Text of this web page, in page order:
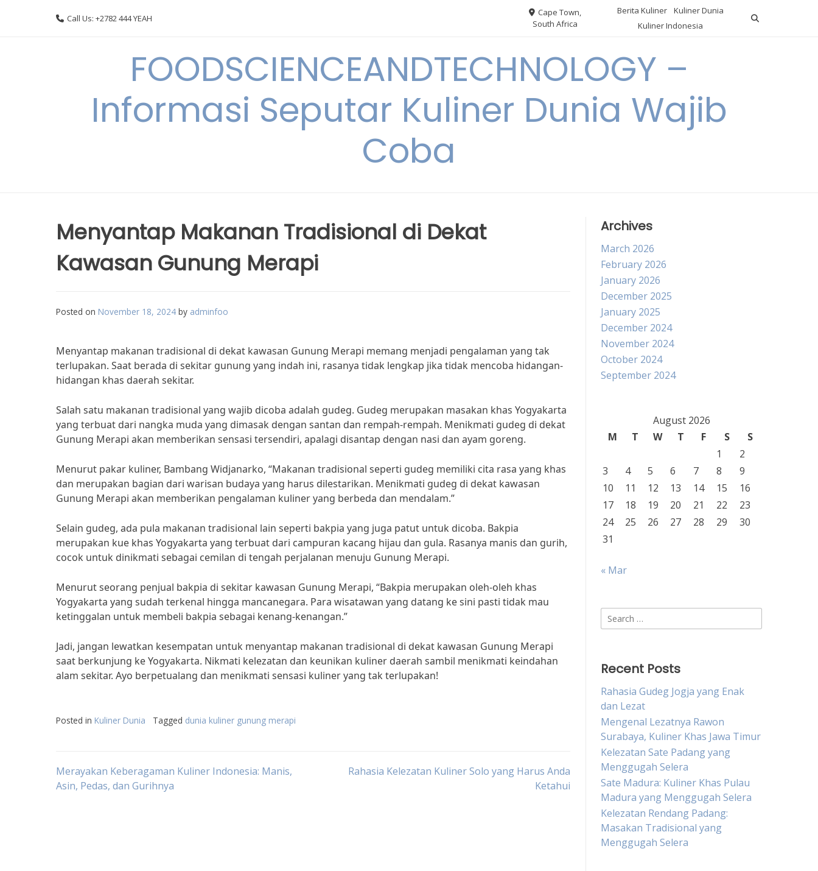
Call Us: +2782 444 YEAH
Cape Town,
South Africa
Berita Kuliner
Kuliner Dunia
Kuliner Indonesia
FOODSCIENCEANDTECHNOLOGY –
Informasi Seputar Kuliner Dunia Wajib
Coba
Menyantap Makanan Tradisional di Dekat
Kawasan Gunung Merapi
Posted on November 18, 2024 by adminfoo
Menyantap makanan tradisional di dekat kawasan Gunung Merapi memang menjadi pengalaman yang tak
terlupakan. Saat berada di sekitar gunung yang indah ini, rasanya tidak lengkap jika tidak mencoba hidangan-
hidangan khas daerah sekitar.
Salah satu makanan tradisional yang wajib dicoba adalah gudeg. Gudeg merupakan masakan khas Yogyakarta
yang terbuat dari nangka muda yang dimasak dengan santan dan rempah-rempah. Menikmati gudeg di dekat
Gunung Merapi akan memberikan sensasi tersendiri, apalagi disantap dengan nasi dan ayam goreng.
Menurut pakar kuliner, Bambang Widjanarko, “Makanan tradisional seperti gudeg memiliki cita rasa yang khas
dan merupakan bagian dari warisan budaya yang harus dilestarikan. Menikmati gudeg di dekat kawasan
Gunung Merapi akan memberikan pengalaman kuliner yang berbeda dan mendalam.”
Selain gudeg, ada pula makanan tradisional lain seperti bakpia yang juga patut untuk dicoba. Bakpia
merupakan kue khas Yogyakarta yang terbuat dari campuran kacang hijau dan gula. Rasanya manis dan gurih,
cocok untuk dinikmati sebagai cemilan di tengah perjalanan menuju Gunung Merapi.
Menurut seorang penjual bakpia di sekitar kawasan Gunung Merapi, “Bakpia merupakan oleh-oleh khas
Yogyakarta yang sudah terkenal hingga mancanegara. Para wisatawan yang datang ke sini pasti tidak mau
ketinggalan untuk membeli bakpia sebagai kenang-kenangan.”
Jadi, jangan lewatkan kesempatan untuk menyantap makanan tradisional di dekat kawasan Gunung Merapi
saat berkunjung ke Yogyakarta. Nikmati kelezatan dan keunikan kuliner daerah sambil menikmati keindahan
alam sekitar. Ayo berpetualang dan menikmati sensasi kuliner yang tak terlupakan!
Posted in Kuliner Dunia Tagged dunia kuliner gunung merapi
Post
Merayakan Keberagaman Kuliner Indonesia: Manis,
Asin, Pedas, dan Gurihnya
Rahasia Kelezatan Kuliner Solo yang Harus Anda
Ketahui
Archives
March 2026
February 2026
January 2026
December 2025
January 2025
December 2024
November 2024
October 2024
September 2024
August 2026
M
T W T F S
S
1
2
3
4 5 6 7 8
9
10
11 12 13 14 15
16
17
18 19 20 21 22
23
24
25 26 27 28 29
30
31
« Mar
Search
for:
Recent Posts
Rahasia Gudeg Jogja yang Enak
dan Lezat
Mengenal Lezatnya Rawon
Surabaya, Kuliner Khas Jawa Timur
Kelezatan Sate Padang yang
Menggugah Selera
Sate Madura: Kuliner Khas Pulau
Madura yang Menggugah Selera
Kelezatan Rendang Padang:
Masakan Tradisional yang
Menggugah Selera